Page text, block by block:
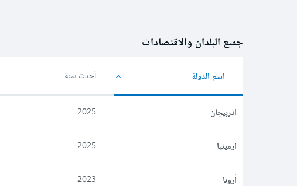
جميع البلدان والاقتصادات
اسم الدولة أحدث سنة
أذربيجان 2025
أرمينيا 2025
أروبا 2023